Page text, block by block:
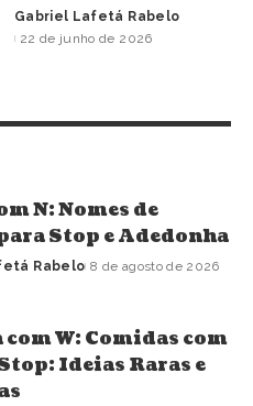
Gabriel Lafetá Rabelo
22 de junho de 2026
N: Nomes de
Stop e Adedonha
Rabelo 8 de agosto de 2026
W: Comidas com
Ideias Raras e